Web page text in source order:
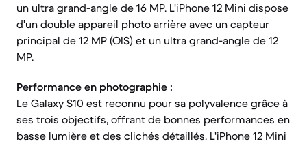
un ultra grand-angle de 16 MP. L'iPhone 12 Mini dispose
d'un double appareil photo arrière avec un capteur
principal de 12 MP (OIS) et un ultra grand-angle de 12
MP.
Performance en photographie :
Le Galaxy S10 est reconnu pour sa polyvalence grâce à
ses trois objectifs, offrant de bonnes performances en
basse lumière et des clichés détaillés. L'iPhone 12 Mini